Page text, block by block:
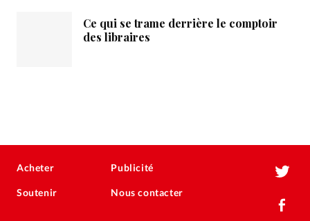
Ce qui se trame derrière le comptoir
des libraires
Acheter
Soutenir
Publicité
Nous contacter